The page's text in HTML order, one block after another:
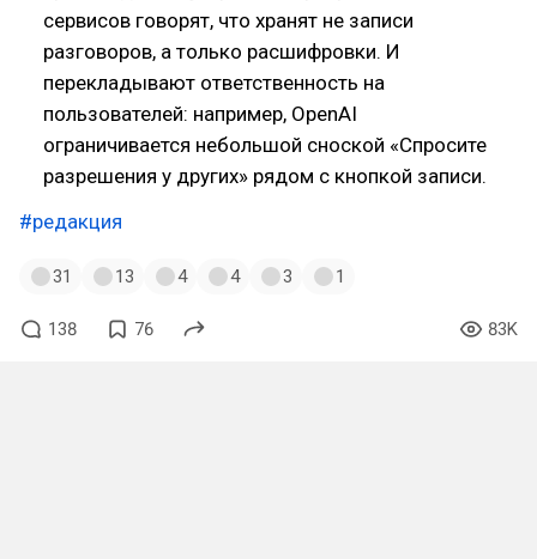
сервисов говорят, что хранят не записи
разговоров, а только расшифровки. И
перекладывают ответственность на
пользователей: например, OpenAI
ограничивается небольшой сноской «Спросите
разрешения у других» рядом с кнопкой записи.
#редакция
31 13 4 4 3 1
138 76 83K